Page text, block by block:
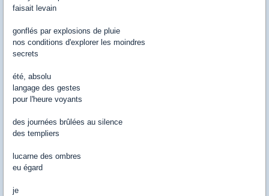
faisait levain
gonflés par explosions de pluie
nos conditions d'explorer les moindres
secrets
été, absolu
langage des gestes
pour l'heure voyants
des journées brûlées au silence
des templiers
lucarne des ombres
eu égard
je